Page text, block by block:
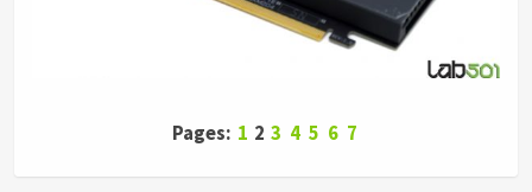
Pages: 1 2 3 4 5 6 7